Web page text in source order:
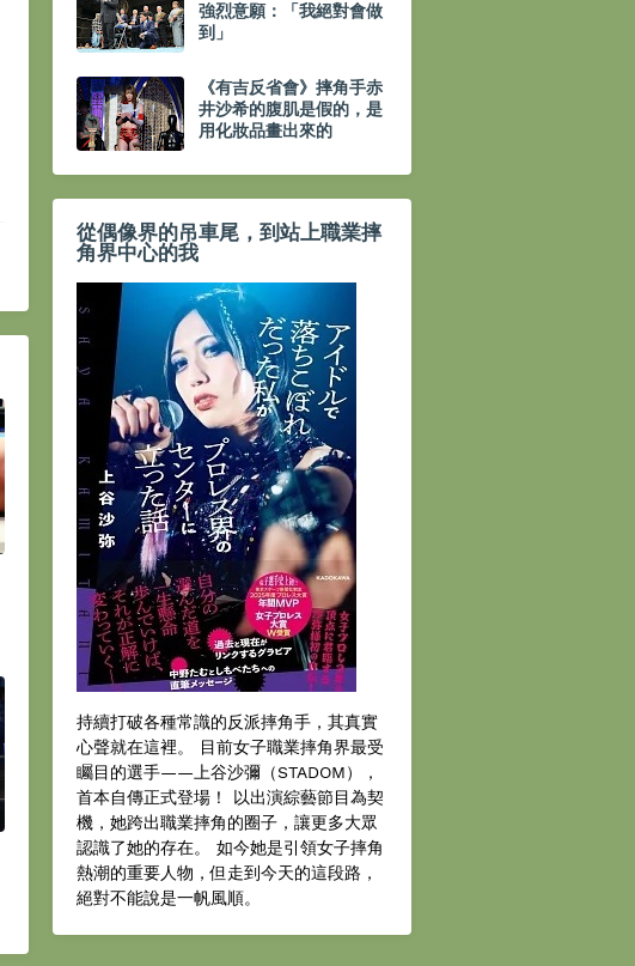
強烈意願：「我絕對會做
到」
《有吉反省會》摔角手赤
井沙希的腹肌是假的，是
用化妝品畫出來的
從偶像界的吊車尾，到站上職業摔
角界中心的我
持續打破各種常識的反派摔角手，其真實
心聲就在這裡。 目前女子職業摔角界最受
矚目的選手——上谷沙彌（STADOM），
首本自傳正式登場！ 以出演綜藝節目為契
機，她跨出職業摔角的圈子，讓更多大眾
認識了她的存在。 如今她是引領女子摔角
熱潮的重要人物，但走到今天的這段路，
絕對不能說是一帆風順。